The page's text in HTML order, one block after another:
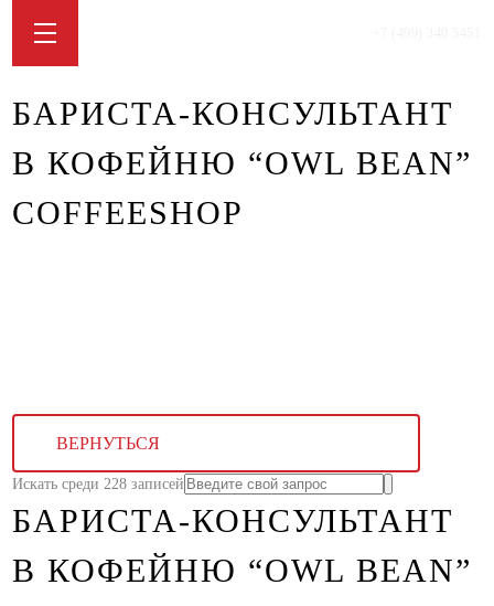
БАРИСТА-КОНСУЛЬТАНТ
В КОФЕЙНЮ “OWL BEAN”
COFFEESHOP
ВЕРНУТЬСЯ
Искать среди 228 записей
БАРИСТА-КОНСУЛЬТАНТ
В КОФЕЙНЮ “OWL BEAN”